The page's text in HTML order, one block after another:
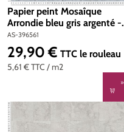
Papier peint Mosaîque
Arrondie bleu gris argenté -
Stories of Life d'A.S. Création
| Réf. AS-396561
AS-396561
5,61 €TTC / m2
Prix régulier :
29,90 € TTC le rouleau